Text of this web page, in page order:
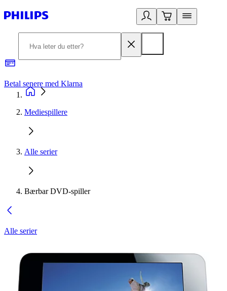
Betal senere med Klarna
Mediespillere
Alle serier
Bærbar DVD-spiller
Alle serier